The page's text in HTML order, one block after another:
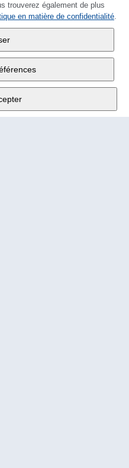
9:00 - 12:00 h
+4131 377 21 11
trouverez également de plus
en matière de confidentialité.